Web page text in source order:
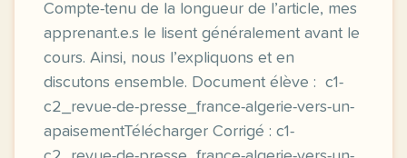
Compte-tenu de la longueur de l’article, mes
apprenant.e.s le lisent généralement avant le
cours. Ainsi, nous l’expliquons et en
discutons ensemble. Document élève : c1-
c2_revue-de-presse_france-algerie-vers-un-
apaisementTélécharger Corrigé : c1-